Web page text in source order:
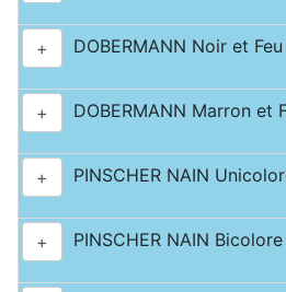
+ DOBERMANN Noir et
+ DOBERMANN Marron et
+ PINSCHER NAIN
+ PINSCHER NAIN